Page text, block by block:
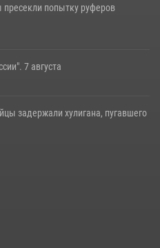
пресекли попытку руферов
7 августа
задержали хулигана, пугавшего